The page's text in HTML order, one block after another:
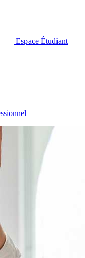
Espace Étudiant